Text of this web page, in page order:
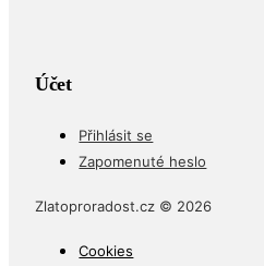
Účet
Přihlásit se
Zapomenuté heslo
Zlatoproradost.cz © 2026
Cookies